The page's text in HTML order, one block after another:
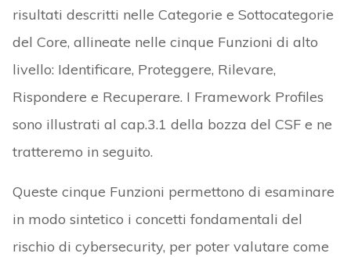
risultati descritti nelle Categorie e Sottocategorie
del Core, allineate nelle cinque Funzioni di alto
livello: Identificare, Proteggere, Rilevare,
Rispondere e Recuperare. I Framework Profiles
sono illustrati al cap.3.1 della bozza del CSF e ne
tratteremo in seguito.
Queste cinque Funzioni permettono di esaminare
in modo sintetico i concetti fondamentali del
rischio di cybersecurity, per poter valutare come